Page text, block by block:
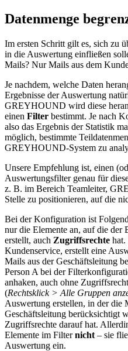
Datenmenge
Im ersten Schritt gilt es, sich zu
in die Auswertung einfließen
Mails? Nur Mails aus dem
Je nachdem, welche Daten
Ergebnisse der Auswertung
GREYHOUND wird diese
einen Filter bestimmt. Je nach
also das Ergebnis der Statistik
möglich, bestimmte
GREYHOUND-System zu
Unsere Empfehlung ist, einen
Auswertungsfilter genau für
z. B. im Bereich Teamleiter,
Stelle zu positionieren, auf die
Bei der Konfiguration ist
nur die Elemente an, auf die der
erstellt, auch Zugriffsrechte hat.
Kundenservice, erstellt eine
Mails aus der Geschäftsleitung
Person A bei der
anhaken, auch ohne
(Rechtsklick > Alle Gruppen
Auswertung erstellen, in der die
Geschäftsleitung berücksichtigt
Zugriffsrechte darauf hat.
Elemente im Filternicht – sie
Auswertung ein.